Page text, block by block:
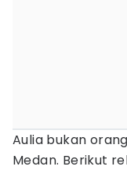
Aulia bukan
Medan. Berikut